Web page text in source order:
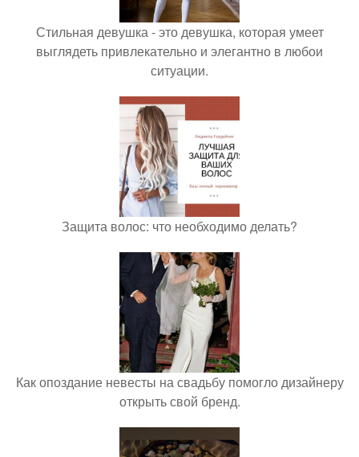
Стильная девушка - это девушка, которая умеет
выглядеть привлекательно и элегантно в любои
ситуации.
Защита волос: что необходимо делать?
Как опоздание невесты на свадьбу помогло дизайнеру
открыть свой бренд.